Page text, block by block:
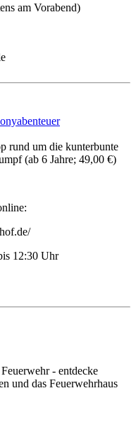
am Vorabend)
rund um die kunterbunte
(ab 6 Jahre; 49,00 €)
12:30 Uhr
- entdecke
und das Feuerwehrhaus